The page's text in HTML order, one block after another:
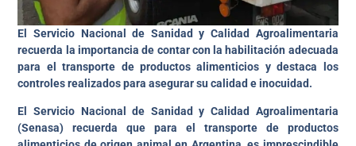
El Servicio Nacional de Sanidad y Calidad Agroalimentaria
recuerda la importancia de contar con la habilitación adecuada
para el transporte de productos alimenticios y destaca los
controles realizados para asegurar su calidad e inocuidad.
El Servicio Nacional de Sanidad y Calidad Agroalimentaria
(Senasa) recuerda que para el transporte de productos